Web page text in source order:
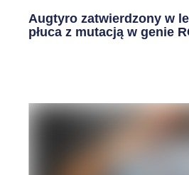
Augtyro zatwierdzony w
płuca z mutacją w genie